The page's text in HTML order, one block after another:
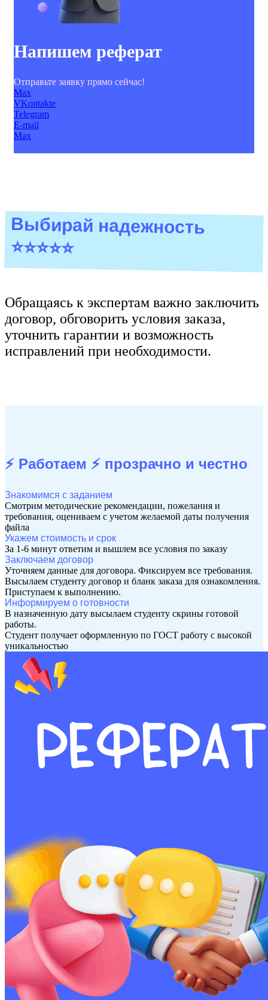
Напишем реферат
Отправьте заявку прямо сейчас!
Max
VKontakte
Telegram
E-mail
Max
Выбирай надежность
⭐⭐⭐⭐⭐
Обращаясь к экспертам важно заключить
договор, обговорить условия заказа,
уточнить гарантии и возможность
исправлений при необходимости.
⚡ Работаем ⚡ прозрачно и честно
Знакомимся с заданием
Смотрим методические рекомендации, пожелания и
требования, оцениваем с учетом желаемой даты получения
файла
Укажем стоимость и срок
За 1-6 минут ответим и вышлем все условия по заказу
Заключаем договор
Уточняем данные для договора. Фиксируем все требования.
Высылаем студенту договор и бланк заказа для ознакомления.
Приступаем к выполнению.
Информируем о готовности
В назначенную дату высылаем студенту скрины готовой
работы.
Студент получает оформленную по ГОСТ работу с высокой
уникальностью